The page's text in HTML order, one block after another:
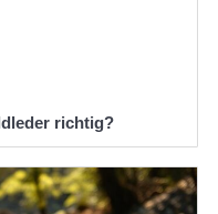
richtig?